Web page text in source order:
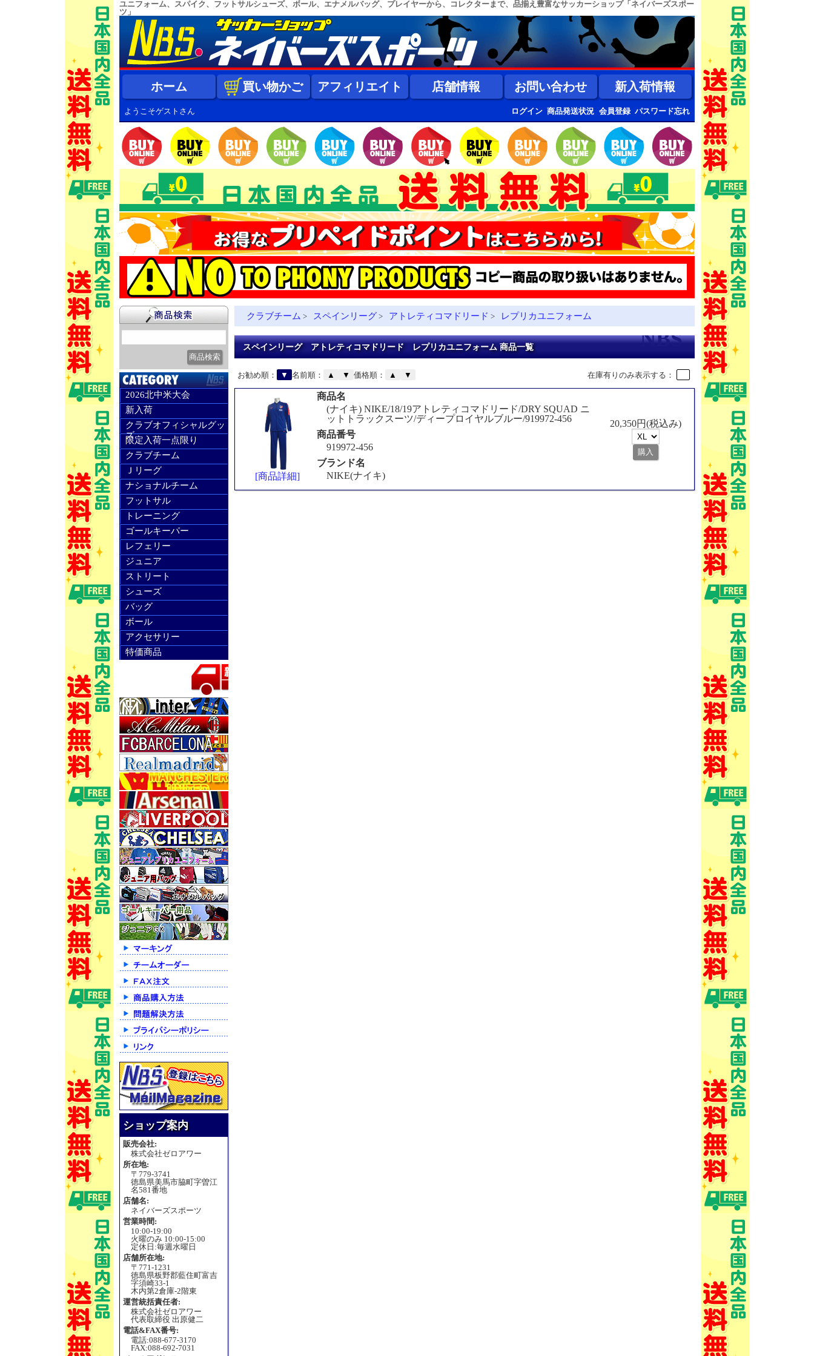
ユニフォーム、スパイク、フットサルシューズ、ボール、エナメルバッグ、プレイヤーから、コレクターまで、品揃え豊富なサッカーショップ「ネイバーズスポー
ツ」
ホーム 買い物かご アフィリエイト 店舗情報 お問い合わせ 新入荷情報
ようこそゲストさん ログイン 商品発送状況 会員登録 パスワード忘れ
2026北中米大会
新入荷
クラブオフィシャルグッ
ズ
限定入荷一点限り
クラブチーム
Ｊリーグ
ナショナルチーム
フットサル
トレーニング
ゴールキーパー
レフェリー
ジュニア
ストリート
シューズ
バッグ
ボール
アクセサリー
特価商品
ショップ案内
販売会社:
株式会社ゼロアワー
所在地:
〒779-3741
徳島県美馬市脇町字曽江
名581番地
店舗名:
ネイバーズスポーツ
営業時間:
10:00-19:00
火曜のみ 10:00-15:00
定休日:毎週水曜日
店舗所在地:
〒771-1231
徳島県板野郡藍住町富吉
字須崎33-1
木内第2倉庫-2階東
運営統括責任者:
株式会社ゼロアワー
代表取締役 出原健二
電話&FAX番号:
電話:088-677-3170
FAX:088-692-7031
クラブチーム > スペインリーグ > アトレティコマドリード > レプリカユニフォーム
スペインリーグ アトレティコマドリード レプリカユニフォーム 商品一覧
お勧め順： ▼ 名前順： ▲ ▼ 価格順： ▲ ▼ 在庫有りのみ表示する：
[商品詳細]
商品名
(ナイキ) NIKE/18/19アトレティコマドリード/DRY SQUAD ニ
ットトラックスーツ/ディープロイヤルブルー/919972-456
商品番号
919972-456
ブランド名
NIKE(ナイキ)
20,350円(税込み)